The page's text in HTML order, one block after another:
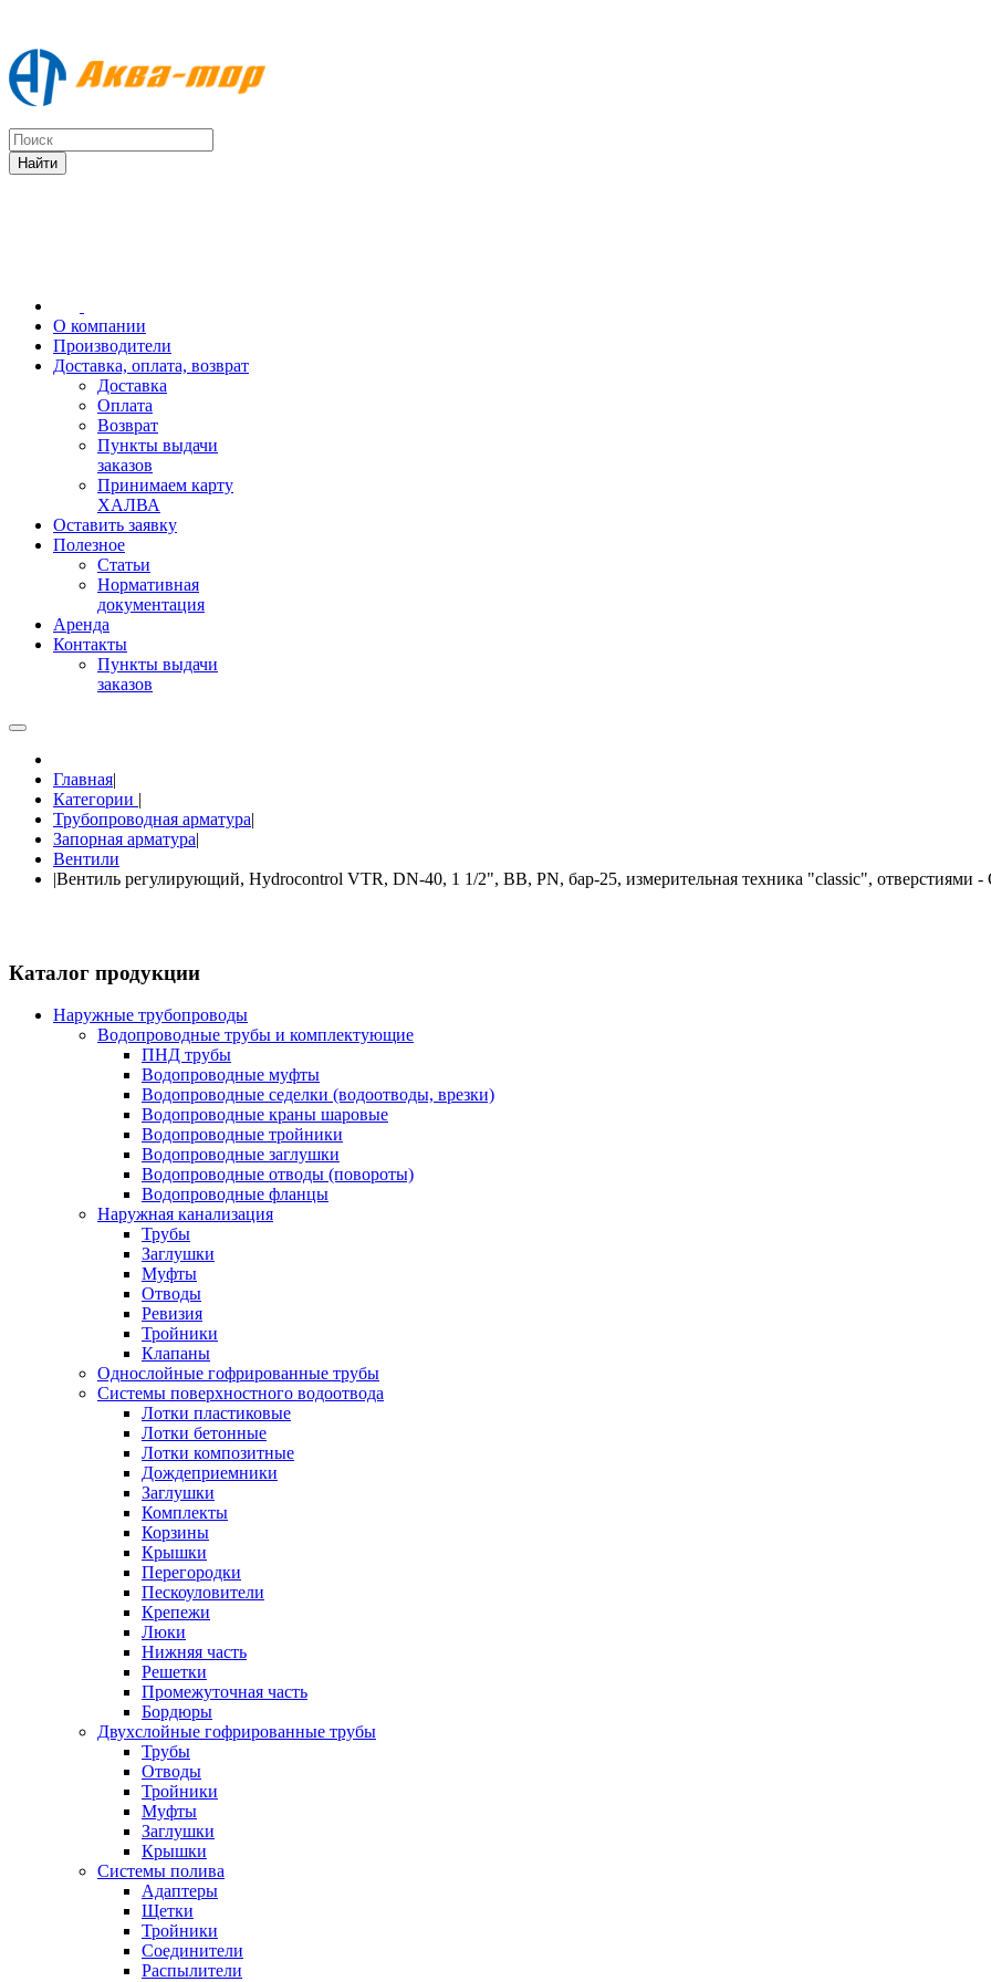
О компании
Производители
Доставка, оплата, возврат
Доставка
Оплата
Возврат
Пункты выдачи
заказов
Принимаем карту
ХАЛВА
Оставить заявку
Полезное
Статьи
Нормативная
документация
Аренда
Контакты
Пункты выдачи
заказов
Главная|
Категории |
Трубопроводная арматура|
Запорная арматура|
Вентили
|Вентиль регулирующий, Hydrocontrol VTR, DN-40, 1 1/2", ВВ, PN, бар-25, измерительная техника "classic", отверстиями -
Каталог продукции
Наружные трубопроводы
Водопроводные трубы и комплектующие
ПНД трубы
Водопроводные муфты
Водопроводные седелки (водоотводы, врезки)
Водопроводные краны шаровые
Водопроводные тройники
Водопроводные заглушки
Водопроводные отводы (повороты)
Водопроводные фланцы
Наружная канализация
Трубы
Заглушки
Муфты
Отводы
Ревизия
Тройники
Клапаны
Однослойные гофрированные трубы
Системы поверхностного водоотвода
Лотки пластиковые
Лотки бетонные
Лотки композитные
Дождеприемники
Заглушки
Комплекты
Корзины
Крышки
Перегородки
Пескоуловители
Крепежи
Люки
Нижняя часть
Решетки
Промежуточная часть
Бордюры
Двухслойные гофрированные трубы
Трубы
Отводы
Тройники
Муфты
Заглушки
Крышки
Системы полива
Адаптеры
Щетки
Тройники
Соединители
Распылители